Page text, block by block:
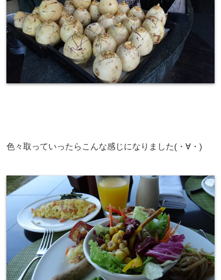
色々取っていったらこんな感じになりました(・∀・)